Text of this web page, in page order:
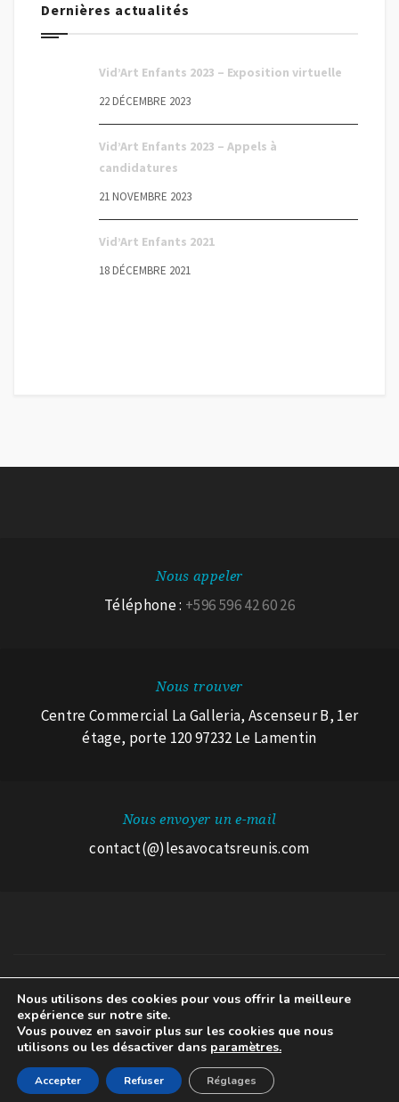
Dernières actualités
Vid’Art Enfants 2023 – Exposition virtuelle
22 DÉCEMBRE 2023
Vid’Art Enfants 2023 – Appels à
candidatures
21 NOVEMBRE 2023
Vid’Art Enfants 2021
18 DÉCEMBRE 2021
Nous appeler
Téléphone : +596 596 42 60 26
Nous trouver
Centre Commercial La Galleria, Ascenseur B, 1er
étage, porte 120 97232 Le Lamentin
Nous envoyer un e-mail
contact(@)lesavocatsreunis.com
© 2026 Les Avocats Réunis.
Mentions légales
A propos des cookies Avertissement RGPD
Nous utilisons des cookies pour vous offrir la meilleure
expérience sur notre site.
Vous pouvez en savoir plus sur les cookies que nous
utilisons ou les désactiver dans paramètres.
Accepter Refuser Réglages